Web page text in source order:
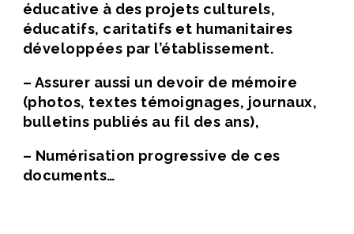
éducative à des projets culturels,
éducatifs, caritatifs et humanitaires
développées par l’établissement.
– Assurer aussi un devoir de mémoire
(photos, textes témoignages, journaux,
bulletins publiés au fil des ans),
– Numérisation progressive de ces
documents…